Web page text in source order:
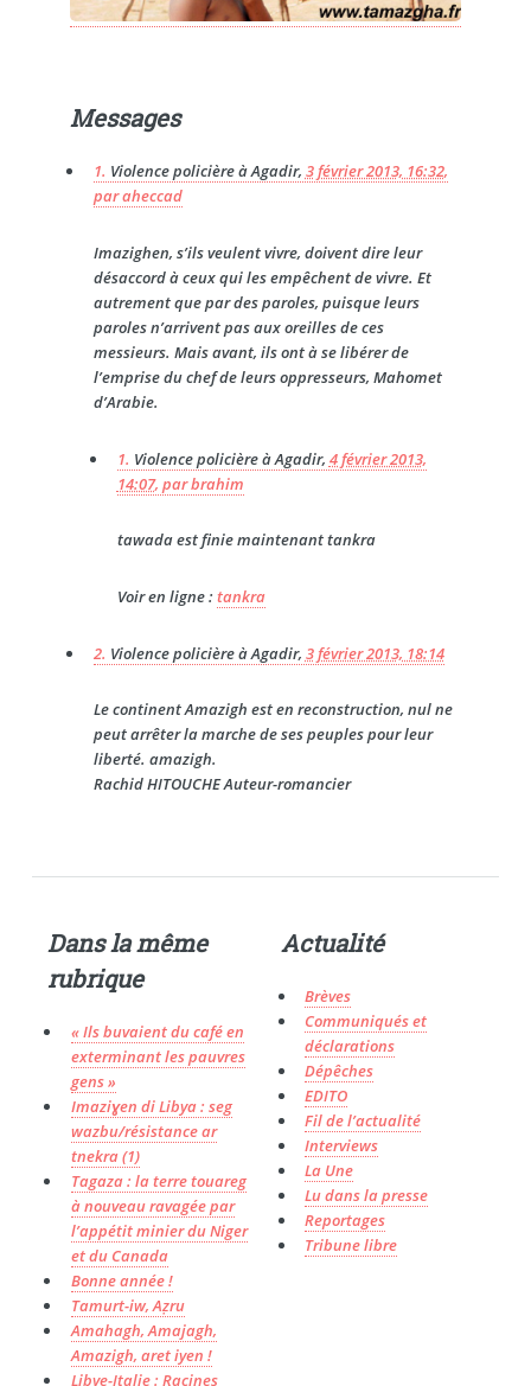
Messages
1. Violence policière à Agadir, 3 février 2013, 16:32,
paraheccad
Imazighen, s’ils veulent vivre, doivent dire leur
désaccord à ceux qui les empêchent de vivre. Et
autrement que par des paroles, puisque leurs
paroles n’arrivent pas aux oreilles de ces
messieurs. Mais avant, ils ont à se libérer de
l’emprise du chef de leurs oppresseurs, Mahomet
d’Arabie.
1. Violence policière à Agadir, 4 février 2013,
14:07, parbrahim
tawada est finie maintenant tankra
Voir en ligne : tankra
2. Violence policière à Agadir, 3 février 2013, 18:14
Le continent Amazigh est en reconstruction, nul ne
peut arrêter la marche de ses peuples pour leur
liberté. amazigh.
Rachid HITOUCHE Auteur-romancier
Dans la même
rubrique
« Ils buvaient du café en
exterminant les pauvres
gens »
Imaziɣen di Libya : seg
wazbu/résistance ar
tnekra (1)
Tagaza : la terre touareg
à nouveau ravagée par
l’appétit minier du Niger
et du Canada
Bonne année !
Tamurt-iw, Aẓru
Amahagh, Amajagh,
Amazigh, aret iyen !
Libye-Italie : Racines
Actualité
Brèves
Communiqués et
déclarations
Dépêches
EDITO
Fil de l’actualité
Interviews
La Une
Lu dans la presse
Reportages
Tribune libre